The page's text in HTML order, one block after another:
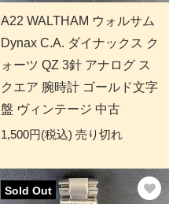
A22 WALTHAM ウォルサム
Dynax C.A. ダイナックス ク
ォーツ QZ 3針 アナログ ス
クエア 腕時計 ゴールド文字
盤 ヴィンテージ 中古
1,500円(税込) 売り切れ
Sold Out